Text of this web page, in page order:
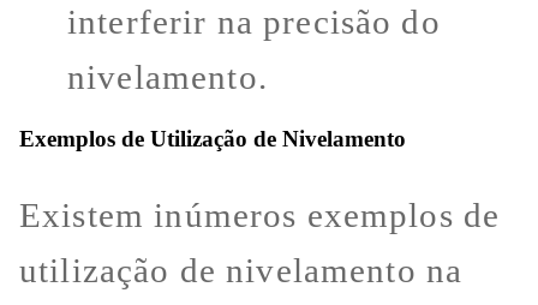
interferir na precisão do
nivelamento.
Exemplos de Utilização de Nivelamento
Existem inúmeros exemplos de
utilização de nivelamento na